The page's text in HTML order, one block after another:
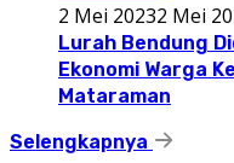
2 Mei 20232 Mei
Lurah Bendung
Ekonomi Warga
Mataraman
Selengkapnya